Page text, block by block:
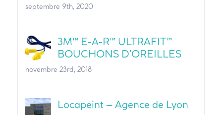
septembre 9th, 2020
3M™ E-A-R™ ULTRAFIT™
BOUCHONS D’OREILLES
novembre 23rd, 2018
Locapeint – Agence de Lyon